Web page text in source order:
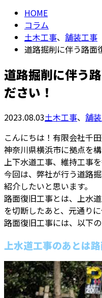
HOME
コラム
土木工事、 舗装工事
道路掘削に伴う路面
道路掘削に伴う
ださい！
2023.08.03土木工事、 舗
こんにちは！有限会社千田
神奈川県横浜市に拠点を
上下水道工事、維持工事を
今回は、弊社が行う道路
紹介したいと思います。
路面復旧工事とは、上水
を切断したあと、元通り
路面復旧工事には、以下
上水道工事のあとは